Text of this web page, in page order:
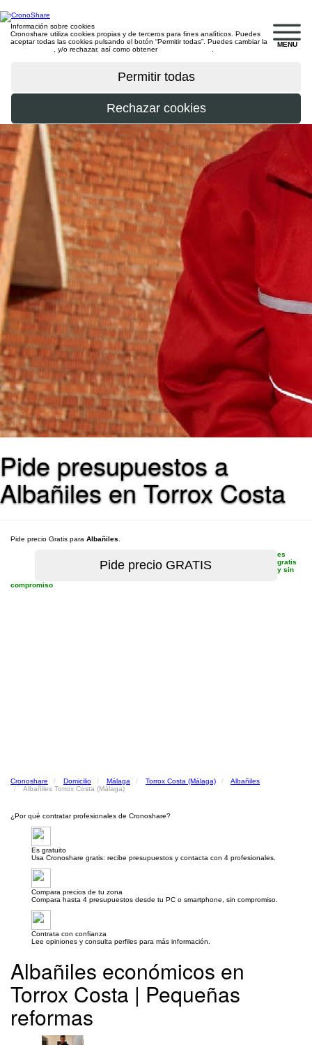
MENU
Información sobre cookies
Cronoshare utiliza cookies propias y de terceros para fines analíticos. Puedes
aceptar todas las cookies pulsando el botón “Permitir todas”. Puedes cambiar la
, y/o rechazar, así como obtener
Pide presupuestos a
Albañiles en Torrox Costa
Pide precio Gratis para Albañiles
es
gratis
y sin
compromiso
Cronoshare Domicilio Málaga Torrox Costa (Málaga)
Albañiles
Albañiles Torrox Costa (Málaga)
¿Por qué contratar profesionales de Cronoshare?
Es gratuito
Usa Cronoshare gratis: recibe presupuestos y contacta con 4 profesionales.
Compara precios de tu zona
Compara hasta 4 presupuestos desde tu PC o smartphone, sin compromiso.
Contrata con confianza
Lee opiniones y consulta perfiles para más información.
Albañiles económicos en
Torrox Costa | Pequeñas
reformas